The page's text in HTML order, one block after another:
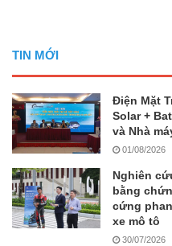
TIN MỚI
Điện Mặt
Solar +
và Nhà
01/08/2026
Nghiên
bằng
cứng
xe mô tô
30/07/2026